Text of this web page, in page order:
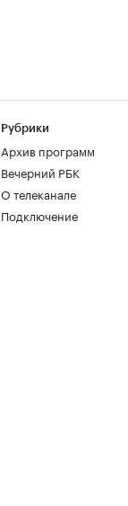
Рубрики
Архив программ
Вечерний РБК
О телеканале
Подключение